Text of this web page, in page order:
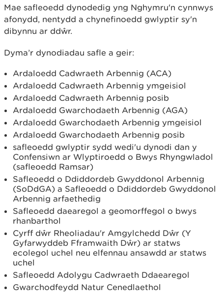
Mae safleoedd dynodedig yng Nghymru'n cynnwys
afonydd, nentydd a chynefinoedd gwlyptir sy'n
dibynnu ar ddŵr.
Dyma’r dynodiadau safle a geir:
Ardaloedd Cadwraeth Arbennig (ACA)
Ardaloedd Cadwraeth Arbennig ymgeisiol
Ardaloedd Cadwraeth Arbennig posib
Ardaloedd Gwarchodaeth Arbennig (AGA)
Ardaloedd Gwarchodaeth Arbennig ymgeisiol
Ardaloedd Gwarchodaeth Arbennig posib
safleoedd gwlyptir sydd wedi'u dynodi dan y
Confensiwn ar Wlyptiroedd o Bwys Rhyngwladol
(safleoedd Ramsar)
Safleoedd o Ddiddordeb Gwyddonol Arbennig
(SoDdGA) a Safleoedd o Ddiddordeb Gwyddonol
Arbennig arfaethedig
Safleoedd daearegol a geomorffegol o bwys
rhanbarthol
Cyrff dŵr Rheoliadau'r Amgylchedd Dŵr (Y
Gyfarwyddeb Fframwaith Dŵr) ar statws
ecolegol uchel neu elfennau ansawdd ar statws
uchel
Safleoedd Adolygu Cadwraeth Ddaearegol
Gwarchodfeydd Natur Cenedlaethol